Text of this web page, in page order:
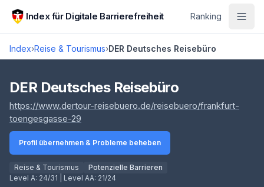
Zum Hauptinhalt springen
Index für Digitale Barrierefreiheit Ranking
Index›Reise & Tourismus›DER Deutsches Reisebüro
Score lädt
DER Deutsches Reisebüro
https://www.dertour-reisebuero.de/reisebuero/frankfurt-
toengesgasse-29
Profil übernehmen & Probleme beheben
Reise & Tourismus
Potenzielle Barrieren
Level A: 24/31 | Level AA: 21/24